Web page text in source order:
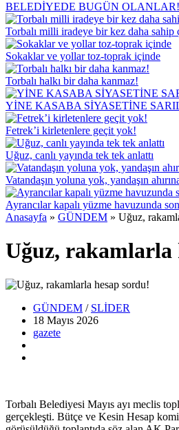
BELEDİYEDE BUGÜN OLANLAR!
Torbalı milli iradeye bir kez daha sahip
Sokaklar ve yollar toz-toprak içinde
Torbalı halkı bir daha kanmaz!
YİNE KASABA SİYASETİNE
Fetrek’i kirletenlere geçit yok!
Uğuz, canlı yayında tek tek anlattı
Vatandaşın yoluna yok, yandaşın
Ayrancılar kapalı yüzme havuzunda
Anasayfa » GÜNDEM » Uğuz,
Uğuz, rakamlarla
GÜNDEM / SLİDER
18 Mayıs 2026
gazete
Torbalı Belediyesi Mayıs ayı meclis
gerçekleşti. Bütçe ve Kesin Hesap